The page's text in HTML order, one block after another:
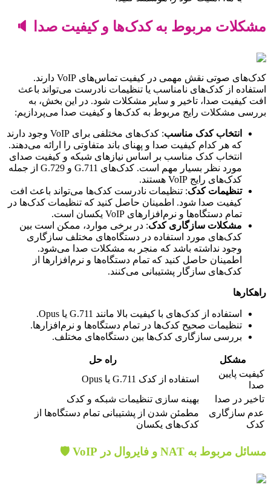
مشکلات مربوط به کدک‌ها و کیفیت صدا 🔈
کدک‌های صوتی نقش مهمی در کیفیت تماس‌های VoIP دارند.
استفاده از کدک‌های نامناسب یا تنظیمات نادرست می‌تواند باعث
افت کیفیت صدا، تاخیر و سایر مشکلات شود. در این بخش، به
بررسی مشکلات رایج مربوط به کدک‌ها و کیفیت صدا می‌پردازیم:
انتخاب کدک مناسب
: کدک‌های مختلفی برای VoIP وجود دارند
که هر کدام کیفیت صدا و پهنای باند متفاوتی را ارائه می‌دهند.
انتخاب کدک مناسب بر اساس نیازهای شبکه و کیفیت صدای
مورد نظر بسیار مهم است. کدک‌های G.711 و G.729 از جمله
کدک‌های رایج VoIP هستند.
تنظیمات کدک: تنظیمات نادرست کدک‌ها می‌تواند باعث افت
کیفیت صدا شود. اطمینان حاصل کنید که تنظیمات کدک‌ها در
تمام دستگاه‌ها و نرم‌افزارهای VoIP یکسان است.
مشکلات سازگاری کدک: در برخی موارد، ممکن است بین
کدک‌های مورد استفاده در دستگاه‌های مختلف سازگاری
وجود نداشته باشد که منجر به مشکلات صدا می‌شود.
اطمینان حاصل کنید که تمام دستگاه‌ها و نرم‌افزارها از
کدک‌های سازگار پشتیبانی می‌کنند.
راهکارها
استفاده از کدک‌های با کیفیت بالا مانند G.711 یا Opus.
تنظیمات صحیح کدک‌ها در تمام دستگاه‌ها و نرم‌افزارها.
بررسی سازگاری کدک‌ها بین دستگاه‌های مختلف.
مشکل
راه حل
کیفیت پایین
صدا
استفاده از کدک G.711 یا Opus
تاخیر در صدا
بهینه سازی تنظیمات شبکه و کدک
عدم سازگاری
کدک
مطمئن شدن از پشتیبانی تمام دستگاه‌ها از
کدک‌های یکسان
مسائل مربوط به NAT و فایروال در VoIP 🛡️